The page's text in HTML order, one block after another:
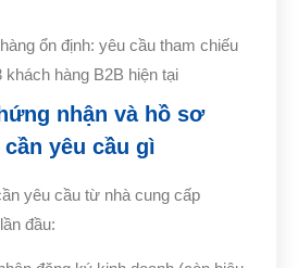
ổn định: yêu cầu tham chiếu
khách hàng B2B hiện tại
nhận và hồ sơ
yêu cầu gì
yêu cầu từ nhà cung cấp
đầu: